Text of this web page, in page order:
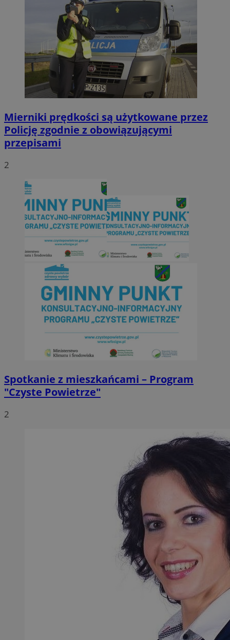
Mierniki prędkości są użytkowane przez
Policję zgodnie z obowiązującymi
przepisami
2
Spotkanie z mieszkańcami – Program
"Czyste Powietrze"
2